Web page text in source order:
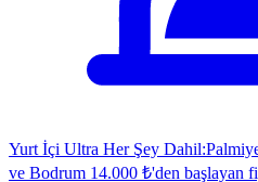
Yurt İçi Ultra Her Şey Dahil:
ve Bodrum 14.000 ₺'den başlayan